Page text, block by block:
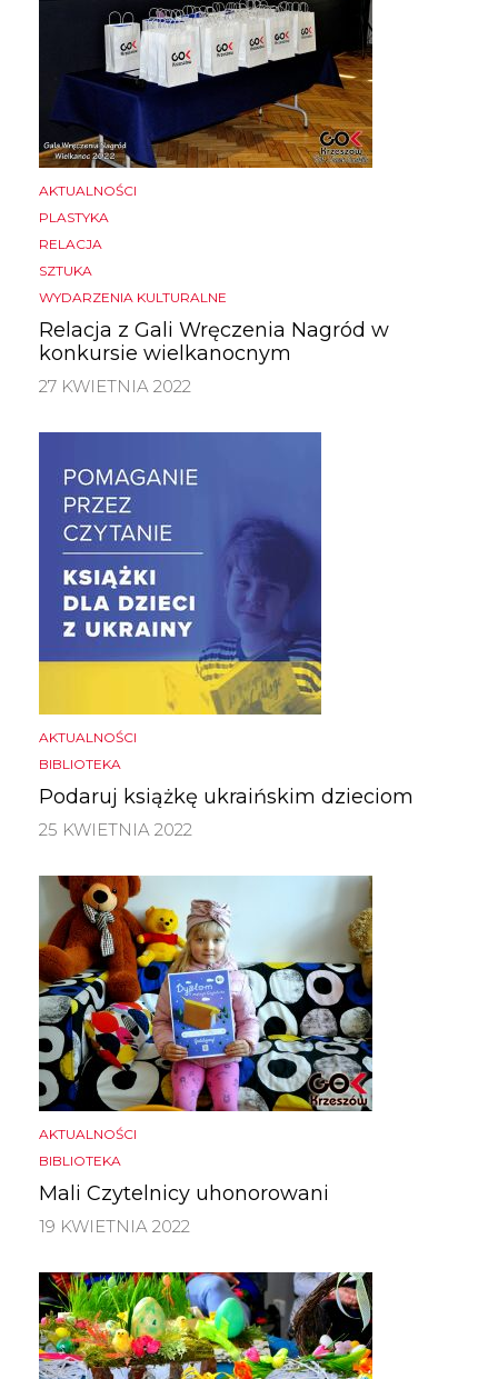
AKTUALNOŚCI
PLASTYKA
RELACJA
SZTUKA
WYDARZENIA KULTURALNE
Relacja z Gali Wręczenia Nagród w
konkursie wielkanocnym
27 KWIETNIA 2022
AKTUALNOŚCI
BIBLIOTEKA
Podaruj książkę ukraińskim dzieciom
25 KWIETNIA 2022
AKTUALNOŚCI
BIBLIOTEKA
Mali Czytelnicy uhonorowani
19 KWIETNIA 2022